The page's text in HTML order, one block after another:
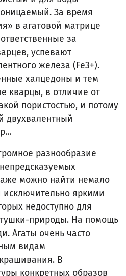
За время
в агатовой матрице
за
успевают
железа (Fe3+).
халцедоны и тем
кварцы, в отличие от
пористостью, и потому
двухвалентный
разнообразие
можно найти немало
исключительно яркими
недоступно для
природы. На помощь
Агаты очень часто
видам
В
конкретных образов